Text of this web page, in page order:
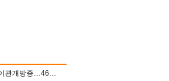
아이유, 이종석 결별→이관개방증…46장 꽉 채운 유애나 ♥ “열심히 사는 중”